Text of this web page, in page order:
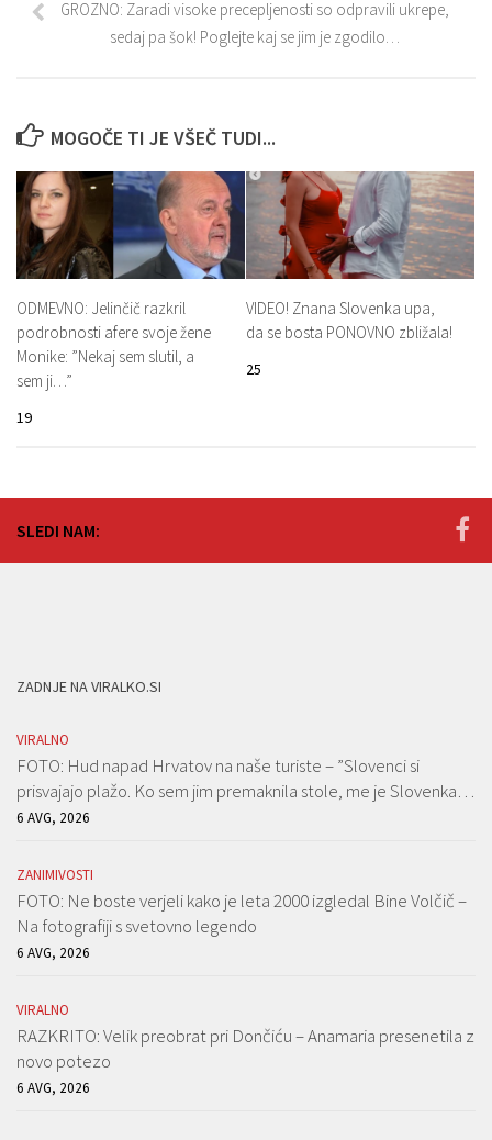
GROZNO: Zaradi visoke precepljenosti so odpravili ukrepe,
sedaj pa šok! Poglejte kaj se jim je zgodilo…
MOGOČE TI JE VŠEČ TUDI...
ODMEVNO: Jelinčič razkril
podrobnosti afere svoje žene
Monike: ”Nekaj sem slutil, a
sem ji…”
19
VIDEO! Znana Slovenka upa,
da se bosta PONOVNO zbližala!
25
SLEDI NAM:
ZADNJE NA VIRALKO.SI
VIRALNO
FOTO: Hud napad Hrvatov na naše turiste – ”Slovenci si
prisvajajo plažo. Ko sem jim premaknila stole, me je Slovenka…
6 AVG, 2026
ZANIMIVOSTI
FOTO: Ne boste verjeli kako je leta 2000 izgledal Bine Volčič –
Na fotografiji s svetovno legendo
6 AVG, 2026
VIRALNO
RAZKRITO: Velik preobrat pri Dončiću – Anamaria presenetila z
novo potezo
6 AVG, 2026